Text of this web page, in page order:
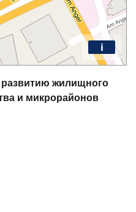
i
жилищного
и микрорайонов